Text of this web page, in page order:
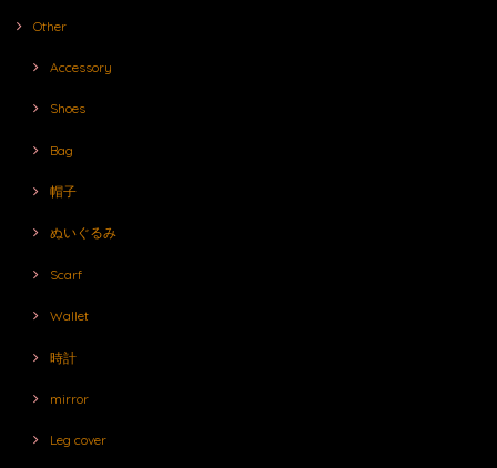
Other
Accessory
Shoes
Bag
帽子
ぬいぐるみ
Scarf
Wallet
時計
mirror
Leg cover